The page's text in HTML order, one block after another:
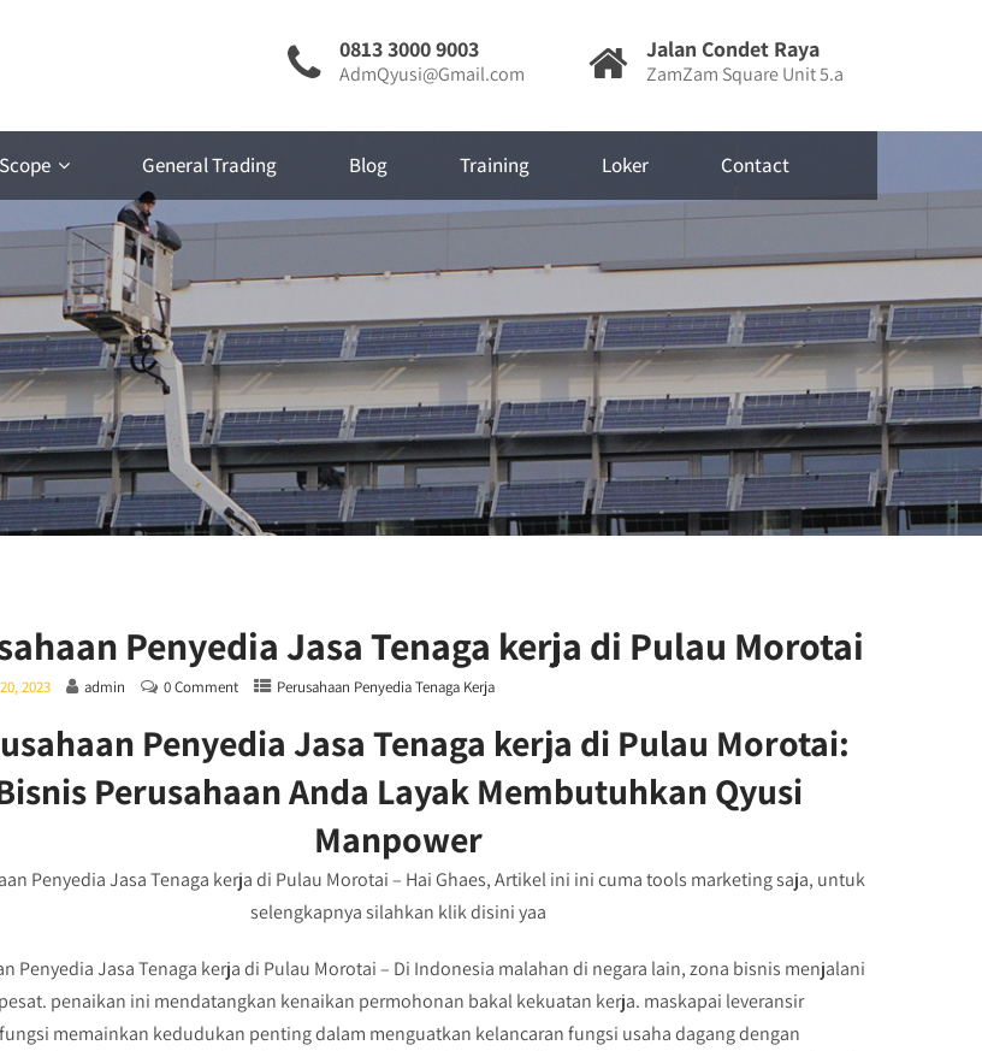
0813 3000 9003
AdmQyusi@Gmail.com
Jalan Condet Raya
ZamZam Square Unit 5.a
Scope General Trading Blog Training Loker Contact
Penyedia Jasa Tenaga kerja di Pulau Morotai
2023 admin 0 Comment Perusahaan Penyedia Tenaga Kerja
Penyedia Jasa Tenaga kerja di Pulau Morotai:
Perusahaan Anda Layak Membutuhkan Qyusi
Manpower
Penyedia Jasa Tenaga kerja di Pulau Morotai – Hai Ghaes, Artikel ini ini cuma tools marketing saja, untuk
selengkapnya silahkan klik disini yaa
Penyedia Jasa Tenaga kerja di Pulau Morotai – Di Indonesia malahan di negara lain, zona bisnis menjalani
penaikan ini mendatangkan kenaikan permohonan bakal kekuatan kerja. maskapai leveransir
memainkan kedudukan penting dalam menguatkan kelancaran fungsi usaha dagang dengan